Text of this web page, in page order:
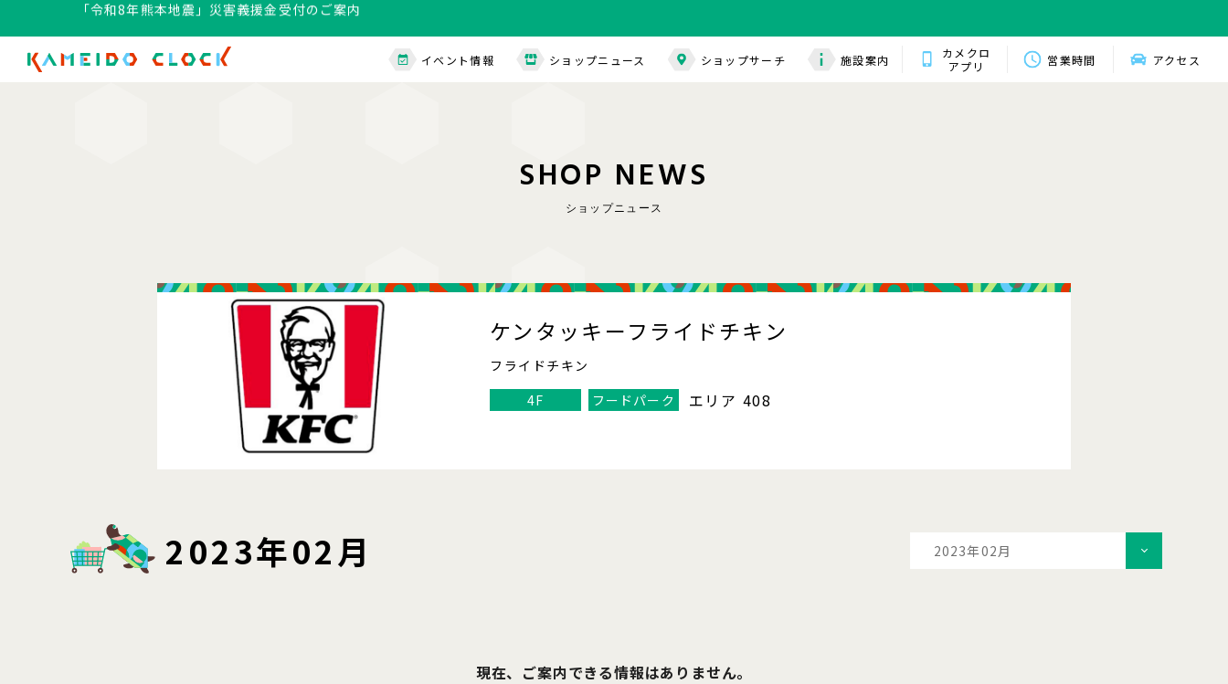
イベント情報 ショップニュース ショップサーチ 施設案内
カメクロ
アプリ
営業時間 アクセス
SHOP NEWS
ショップニュース
ケンタッキーフライドチキン
フライドチキン
4F
フードパーク エリア 408
2023年02月
2023年02月
現在、ご案内できる情報はありません。